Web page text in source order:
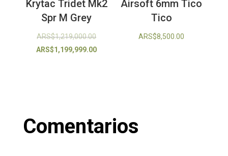
Krytac Tridet Mk2
Spr M Grey
ARS$1,219,000.00El
precio
ARS$1,199,999.00El
Airsoft 6mm Tico
Tico
ARS$8,500.00
Comentarios